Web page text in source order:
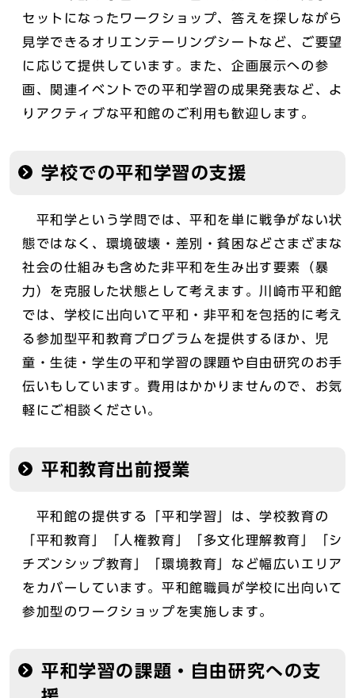
セットになったワークショップ、答えを探しながら
見学できるオリエンテーリングシートなど、ご要望
に応じて提供しています。また、企画展示への参
画、関連イベントでの平和学習の成果発表など、よ
りアクティブな平和館のご利用も歓迎します。
学校での平和学習の支援
平和学という学問では、平和を単に戦争がない状
態ではなく、環境破壊・差別・貧困などさまざまな
社会の仕組みも含めた非平和を生み出す要素（暴
力）を克服した状態として考えます。川崎市平和館
では、学校に出向いて平和・非平和を包括的に考え
る参加型平和教育プログラムを提供するほか、児
童・生徒・学生の平和学習の課題や自由研究のお手
伝いもしています。費用はかかりませんので、お気
軽にご相談ください。
平和教育出前授業
平和館の提供する「平和学習」は、学校教育の
「平和教育」「人権教育」「多文化理解教育」「シ
チズンシップ教育」「環境教育」など幅広いエリア
をカバーしています。平和館職員が学校に出向いて
参加型のワークショップを実施します。
平和学習の課題・自由研究への支